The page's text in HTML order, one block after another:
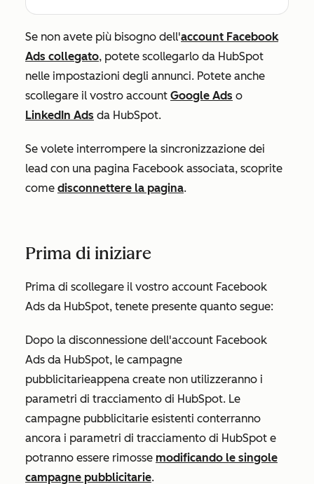
Se non avete più bisogno dell'account Facebook
Ads collegato, potete scollegarlo da HubSpot
nelle impostazioni degli annunci. Potete anche
scollegare il vostro account Google Ads o
LinkedIn Ads da HubSpot.
Se volete interrompere la sincronizzazione dei
lead con una pagina Facebook associata, scoprite
come disconnettere la pagina.
Prima di iniziare
Prima di scollegare il vostro account Facebook
Ads da HubSpot, tenete presente quanto segue:
Dopo la disconnessione dell'account Facebook
Ads da HubSpot, le campagne
pubblicitarieappena create non utilizzeranno i
parametri di tracciamento di HubSpot. Le
campagne pubblicitarie esistenti conterranno
ancora i parametri di tracciamento di HubSpot e
potranno essere rimosse modificando le singole
campagne pubblicitarie.